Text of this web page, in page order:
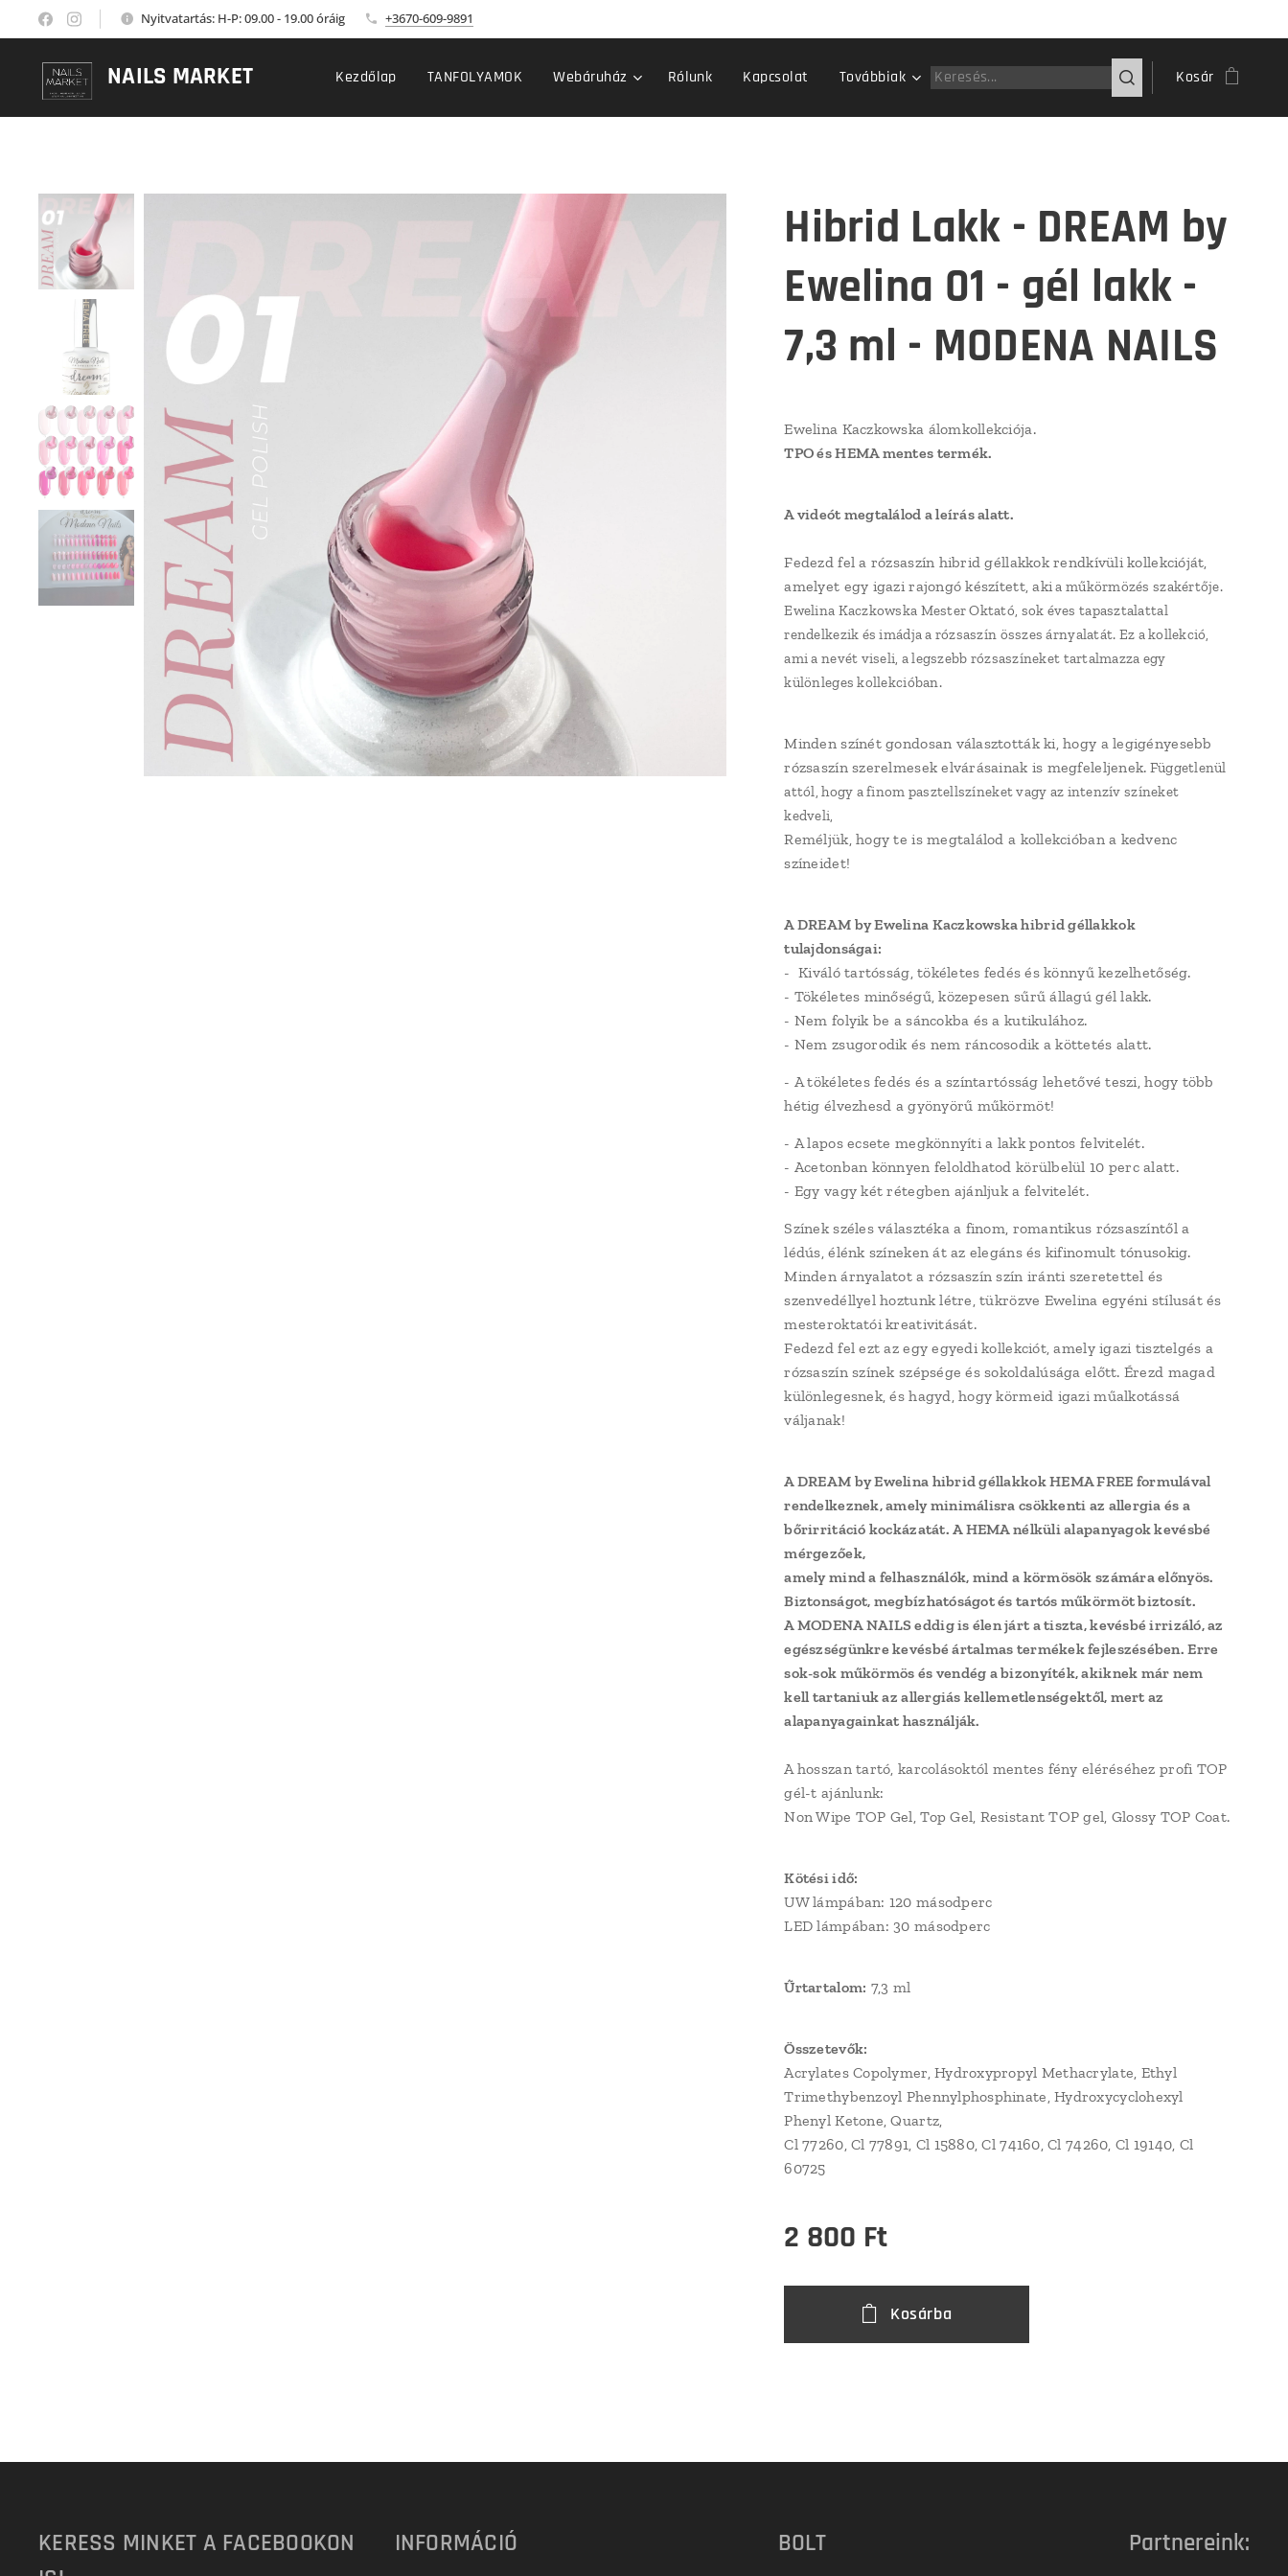
Nyitvatartás: H-P: 09.00 - 19.00 óráig +3670-609-9891
NAILS MARKET Kezdőlap TANFOLYAMOK Webáruház Rólunk Kapcsolat Továbbiak Kosár
Hibrid Lakk - DREAM by
Ewelina 01 - gél lakk -
7,3 ml - MODENA NAILS
Ewelina Kaczkowska álomkollekciója.
TPO és HEMA mentes termék.
A videót megtalálod a leírás alatt.
Fedezd fel a rózsaszín hibrid géllakkok rendkívüli kollekcióját,
amelyet egy igazi rajongó készített, akia műkörmözés szakértője.
Ewelina Kaczkowska Mester Oktató, sok éves tapasztalattal
rendelkezik és imádja a rózsaszín összes árnyalatát. Ez a kollekció,
ami a nevét viseli, a legszebb rózsaszíneket tartalmazza egy
különleges kollekcióban.
Minden színét gondosan választották ki, hogy a legigényesebb
rózsaszín szerelmesek elvárásainak is megfeleljenek. Függetlenül
attól, hogy a finom pasztellszíneket vagy az intenzív színeket
kedveli,
Reméljük, hogy te is megtalálod a kollekcióban a kedvenc
színeidet!
A DREAM by Ewelina Kaczkowska hibrid géllakkok
tulajdonságai:
- Kiváló tartósság, tökéletes fedés és könnyű kezelhetőség.
- Tökéletes minőségű, közepesen sűrű állagú gél lakk.
- Nem folyik be a sáncokba és a kutikulához.
- Nem zsugorodik és nem ráncosodik a köttetés alatt.
- A tökéletes fedés és a színtartósság lehetővé teszi, hogy több
hétig élvezhesd a gyönyörű műkörmöt!
- A lapos ecsete megkönnyíti a lakk pontos felvitelét.
- Acetonban könnyen feloldhatod körülbelül 10 perc alatt.
- Egy vagy két rétegben ajánljuk a felvitelét.
Színek széles választéka a finom, romantikus rózsaszíntől a
lédús, élénk színeken át az elegáns és kifinomult tónusokig.
Minden árnyalatot a rózsaszín szín iránti szeretettel és
szenvedéllyel hoztunk létre, tükrözve Ewelina egyéni stílusát és
mesteroktatói kreativitását.
Fedezd fel ezt az egy egyedi kollekciót, amely igazi tisztelgés a
rózsaszín színek szépsége és sokoldalúsága előtt. Érezd magad
különlegesnek, és hagyd, hogy körmeid igazi műalkotássá
váljanak!
A DREAM by Ewelina hibrid géllakkok HEMA FREE formulával
rendelkeznek, amely minimálisra csökkenti az allergia és a
bőrirritáció kockázatát. A HEMA nélküli alapanyagok kevésbé
mérgezőek,
amely mind a felhasználók, mind a körmösök számára előnyös.
Biztonságot, megbízhatóságot és tartós műkörmöt biztosít.
A MODENA NAILS eddig is élen járt a tiszta, kevésbé irrizáló, az
egészségünkre kevésbé ártalmas termékek fejleszésében. Erre
sok-sok műkörmös és vendég a bizonyíték, akiknek már nem
kell tartaniuk az allergiás kellemetlenségektől, mert az
alapanyagainkat használják.
A hosszan tartó, karcolásoktól mentes fény eléréséhez profi TOP
gél-t ajánlunk:
Non Wipe TOP Gel, Top Gel, Resistant TOP gel, Glossy TOP Coat.
Kötési idő:
UW lámpában: 120 másodperc
LED lámpában: 30 másodperc
Űrtartalom: 7,3 ml
Összetevők:
Acrylates Copolymer, Hydroxypropyl Methacrylate, Ethyl
Trimethybenzoyl Phennylphosphinate, Hydroxycyclohexyl
Phenyl Ketone, Quartz,
Cl 77260, Cl 77891, Cl 15880, Cl 74160, Cl 74260, Cl 19140, Cl
60725
2 800 Ft
Kosárba
KERESS MINKET A FACEBOOKON
INFORMÁCIÓ BOLT Partnereink: